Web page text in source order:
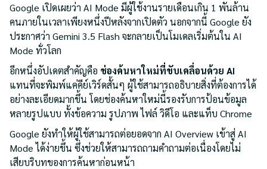
Google เปิดเผยว่า AI Mode มีผู้ใช้งานรายเดือนเกิน 1 พันล้าน
คนภายในเวลาเพียงหนึ่งปีหลังจากเปิดตัว นอกจากนี้ Google ยัง
ประกาศว่า Gemini 3.5 Flash จะกลายเป็นโมเดลเริ่มต้นใน AI
Mode ทั่วโลก
อีกหนึ่งอัปเดตสำคัญคือ ช่องค้นหาใหม่ที่ขับเคลื่อนด้วย AI
แทนที่จะพิมพ์แค่คีย์เวิร์ดสั้นๆ ผู้ใช้สามารถอธิบายสิ่งที่ต้องการได้
อย่างละเอียดมากขึ้น โดยช่องค้นหาใหม่นี้รองรับการป้อนข้อมูล
หลายรูปแบบ ทั้งข้อความ รูปภาพ ไฟล์ วิดีโอ และแท็บ Chrome
Google ยังทำให้ผู้ใช้สามารถต่อยอดจาก AI Overview เข้าสู่ AI
Mode ได้ง่ายขึ้น ซึ่งช่วยให้สามารถถามคำถามต่อเนื่องโดยไม่
เสียบริบทของการค้นหาก่อนหน้า